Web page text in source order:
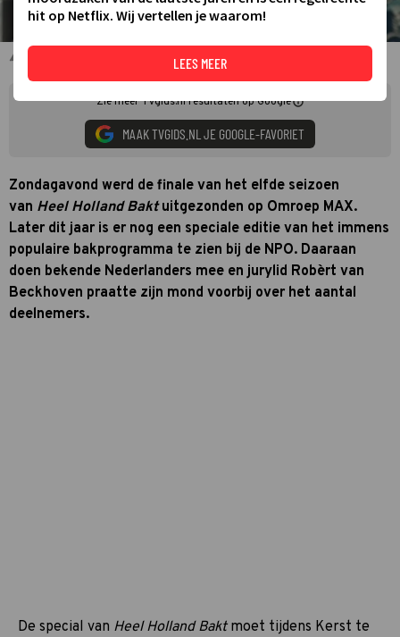
Robèrt van Beckhoven
Zie meer TVgids.nl resultaten op Google
MAAK TVGIDS.NL JE GOOGLE-FAVORIET
Zondagavond werd de finale van het elfde seizoen
van Heel Holland Baktuitgezonden op Omroep MAX.
Later dit jaar is er nog een speciale editie van het immens
populaire bakprogramma te zien bij de NPO. Daaraan
doen bekende Nederlanders mee en jurylid Robèrt van
Beckhoven praatte zijn mond voorbij over het aantal
deelnemers.
De special van Heel Holland Baktmoet tijdens Kerst te
hit op Netflix. Wij vertellen je waarom!
LEES MEER